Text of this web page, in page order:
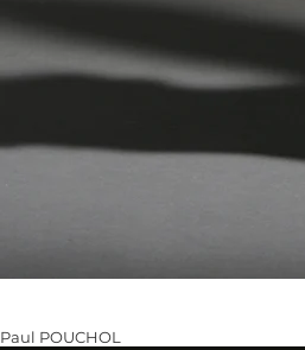
Paul POUCHOL